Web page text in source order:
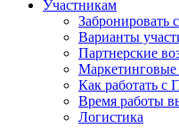
Участникам
Забронировать
Варианты
Партнерские
Как работать с
Время работы
Логистика